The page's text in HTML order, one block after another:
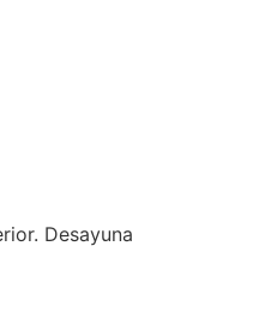
Desayuna